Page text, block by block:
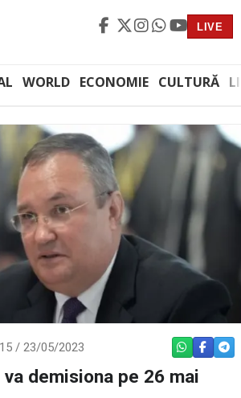
LIVE
WORLD ECONOMIE CULTURĂ
/ 23/05/2023 WHATSAPP
demisiona pe 26 mai